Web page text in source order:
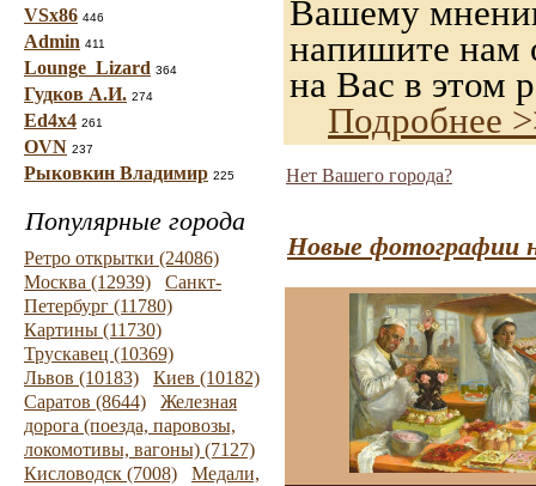
VSx86 446
Admin 411
Lounge_Lizard 364
Гудков А.И. 274
Ed4x4 261
OVN 237
Рыковкин Владимир 225
Популярные города
Ретро открытки (24086)
Москва (12939)
Санкт-
Петербург (11780)
Картины (11730)
Трускавец (10369)
Львов (10183)
Киев (10182)
Саратов (8644)
Железная
дорога (поезда, паровозы,
локомотивы, вагоны) (7127)
Кисловодск (7008)
Медали,
Вашему
напишите нам
на Вас в этом
Подробнее
Нет Вашего города?
Новые фотографии